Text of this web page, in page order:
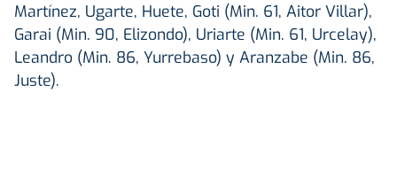
Martínez, Ugarte, Huete, Goti (Min. 61, Aitor Villar),
Garai (Min. 90, Elizondo), Uriarte (Min. 61, Urcelay),
Leandro (Min. 86, Yurrebaso) y Aranzabe (Min. 86,
Juste).